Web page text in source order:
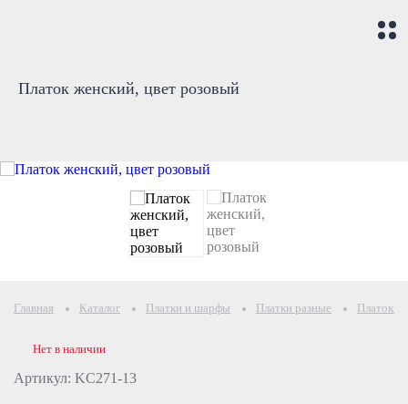
Платок женский, цвет розовый
Главная Каталог Платки и шарфы Платки разные Платок
Артикул: KC271-13
Нет в наличии